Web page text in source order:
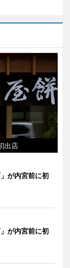
出店
が内宮前に初
が内宮前に初